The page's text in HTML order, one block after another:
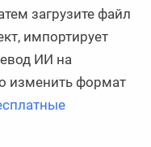
загрузите файл
импортирует
ИИ на
изменить формат